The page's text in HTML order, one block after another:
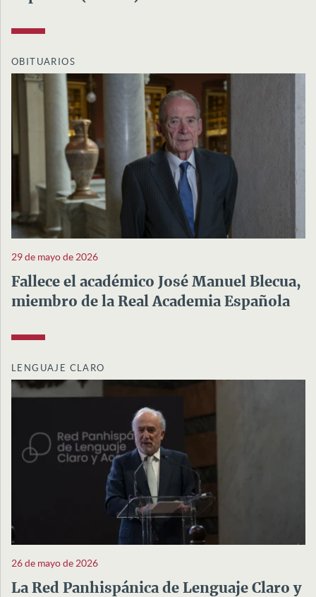
OBITUARIOS
29 de mayo de 2026
Fallece el académico José Manuel Blecua,
miembro de la Real Academia Española
LENGUAJE CLARO
26 de mayo de 2026
La Red Panhispánica de Lenguaje Claro y